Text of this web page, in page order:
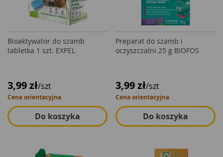
Bioaktywator do szamb
tabletka 1 szt. EXPEL
3,99 zł/szt
Cena orientacyjna
Do koszyka
Preparat do szamb i
oczyszczalni 25 g BIOFOS
3,99 zł/szt
Cena orientacyjna
Do koszyka